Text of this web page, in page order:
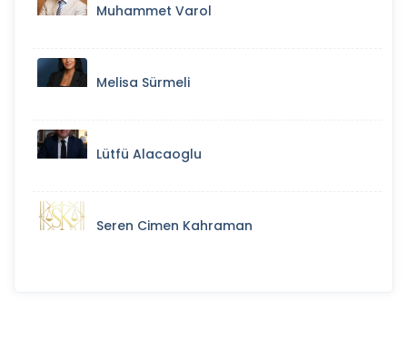
Muhammet Varol
Melisa Sürmeli
Lütfü Alacaoglu
Seren Cimen Kahraman